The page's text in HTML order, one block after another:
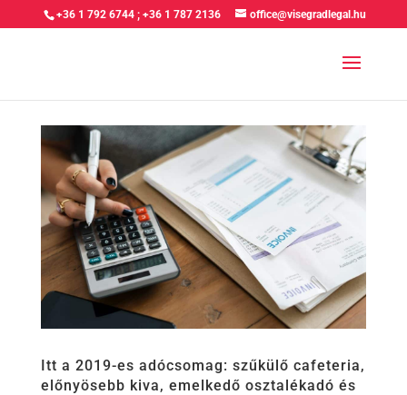
+36 1 792 6744 ;+36 1 787 2136 office@visegradlegal.hu
Itt a 2019-es adócsomag: szűkülő cafeteria,
előnyösebb kiva, emelkedő osztalékadó és